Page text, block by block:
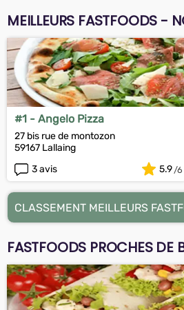
MEILLEURS FASTFOODS -
#1 - Angelo Pizza
27 bis rue de montozon
59167 Lallaing
3 avis
5.9
CLASSEMENT MEILLEURS
FASTFOODS PROCHES DE